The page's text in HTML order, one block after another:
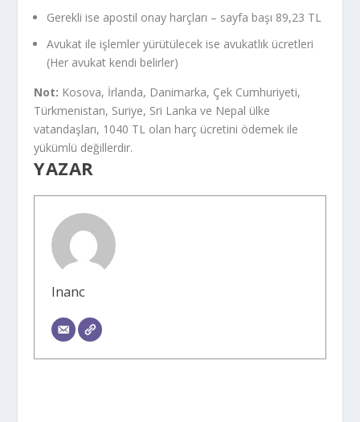
Gerekli ise apostil onay harçları – sayfa başı 89,23 TL
Avukat ile işlemler yürütülecek ise avukatlık ücretleri
(Her avukat kendi belirler)
Not: Kosova, İrlanda, Danimarka, Çek Cumhuriyeti,
Türkmenistan, Suriye, Sri Lanka ve Nepal ülke
vatandaşları, 1040 TL olan harç ücretini ödemek ile
yükümlü değillerdir.
YAZAR
Inanc